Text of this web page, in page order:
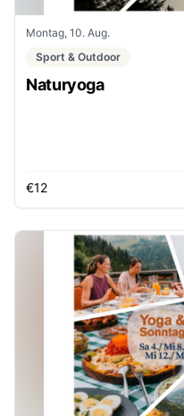
Montag, 10. Aug.
Sport & Outdoor
Naturyoga
€12